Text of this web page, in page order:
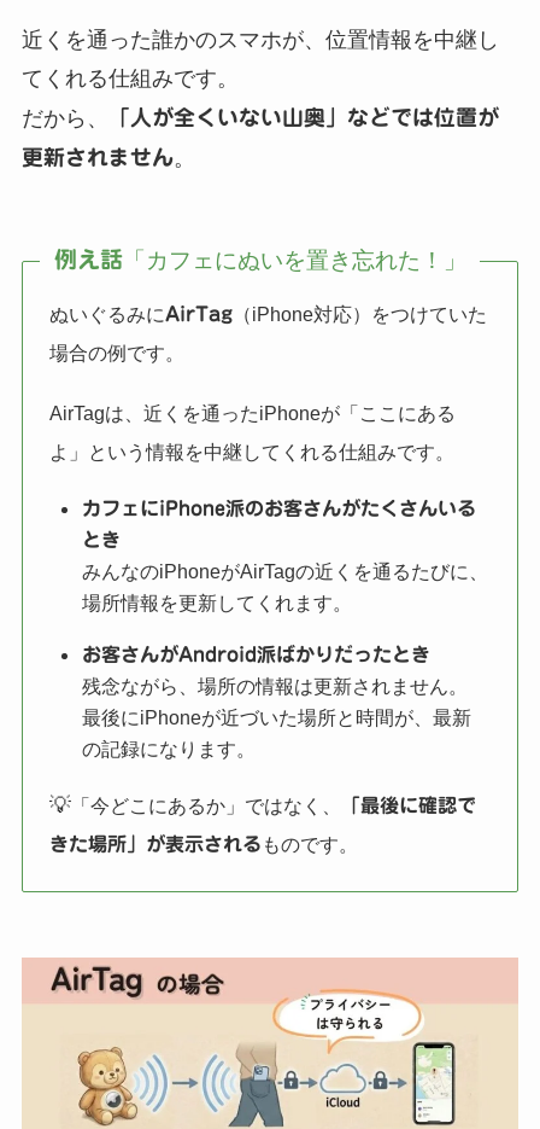
近くを通った誰かのスマホが、位置情報を中継し
てくれる仕組みです。
だから、
「人が全くいない山奥」などでは位置が
更新されません。
例え話「カフェにぬいを置き忘れた！」
ぬいぐるみにAirTag （iPhone対応）をつけていた
場合の例です。
AirTagは、近くを通ったiPhoneが「ここにある
よ」という情報を中継してくれる仕組みです。
カフェにiPhone派のお客さんがたくさんいる
とき
みんなのiPhoneがAirTagの近くを通るたびに、
場所情報を更新してくれます。
お客さんがAndroid派ばかりだったとき
残念ながら、場所の情報は更新されません。
最後にiPhoneが近づいた場所と時間が、最新
の記録になります。
💡 「今どこにあるか」ではなく、
「最後に確認で
きた場所」が表示される ものです。